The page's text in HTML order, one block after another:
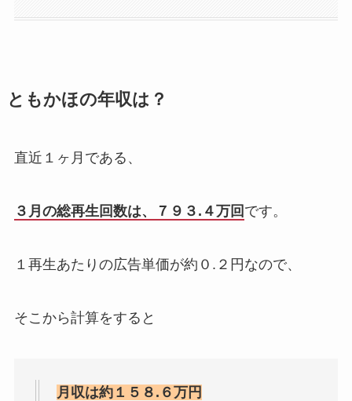
ともかほの年収は？
直近１ヶ月である、
３月の総再生回数は、７９３.４万回 です。
１再生あたりの広告単価が約０.２円なので、
そこから計算をすると
月収は約１５８.６万円